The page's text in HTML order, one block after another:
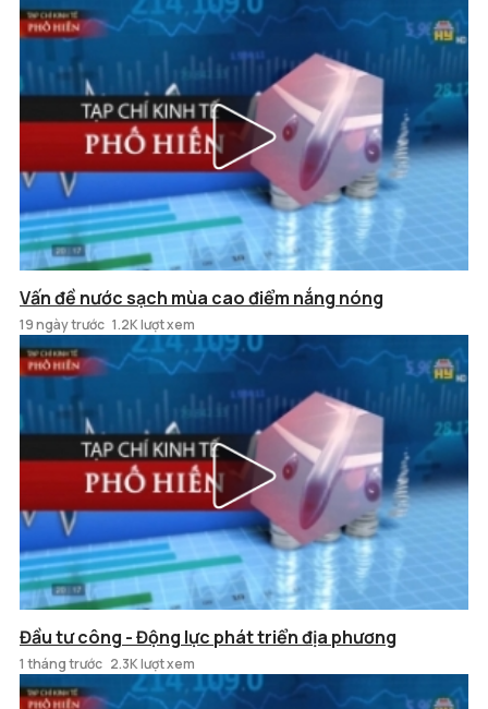
Vấn đề nước sạch mùa cao điểm nắng nóng
19 ngày trước 1.2K lượt xem
Đầu tư công - Động lực phát triển địa phương
1 tháng trước 2.3K lượt xem